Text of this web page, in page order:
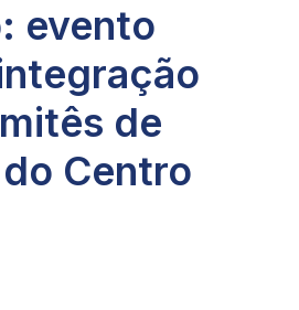
evento
de
Centro